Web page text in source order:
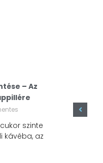
– Az
szinte
kávéba, az
életmód